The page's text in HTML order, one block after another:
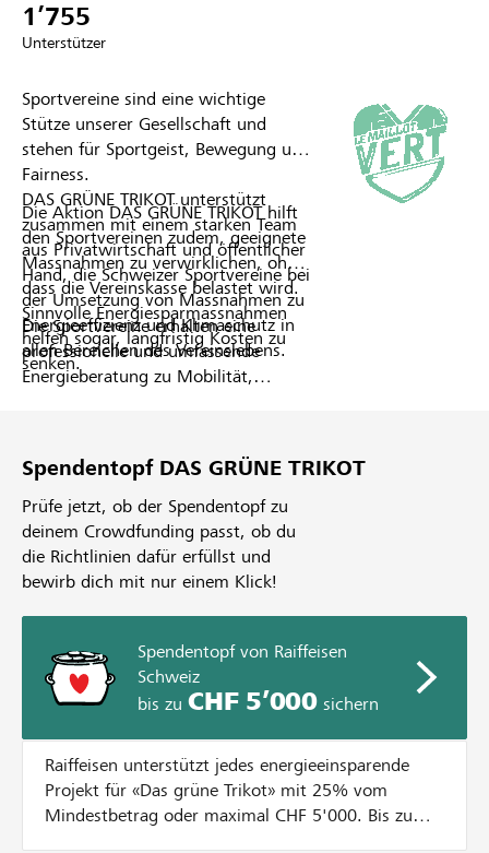
Anmelden
Registrieren
DE FR
1’755
Unterstützer
Sportvereine sind eine wichtige
Stütze unserer Gesellschaft und
stehen für Sportgeist, Bewegung und
Fairness.
DAS GRÜNE TRIKOT unterstützt
zusammen mit einem starken Team
aus Privatwirtschaft und öffentlicher
Hand, die Schweizer Sportvereine bei
der Umsetzung von Massnahmen zu
Energieeffizienz und Klimaschutz in
allen Bereichen des Vereinslebens.
Die Aktion DAS GRÜNE TRIKOT hilft
den Sportvereinen zudem, geeignete
Massnahmen zu verwirklichen, ohne
dass die Vereinskasse belastet wird.
Sinnvolle Energiesparmassnahmen
helfen sogar, langfristig Kosten zu
senken.
Die Sportvereine erhalten eine
professionelle und umfassende
Energieberatung zu Mobilität,
wird ein Projekt evaluiert, das ein
hohes Potenzial an Energie- sowie
Kosteneinsparungen aufweist.
Mittels Crowdfunding werden auf
lokalhelden.ch die benötigten
finanziellen Mittel gesammelt.
Spendentopf DAS GRÜNE TRIKOT
Prüfe jetzt, ob der Spendentopf zu
deinem Crowdfunding passt, ob du
die Richtlinien dafür erfüllst und
bewirb dich mit nur einem Klick!
Spendentopf von Raiffeisen
Schweiz
bis zu CHF 5’000sichern
Raiffeisen unterstützt jedes energieeinsparende
Projekt für «Das grüne Trikot» mit 25% vom
Mindestbetrag oder maximal CHF 5'000. Bis zum